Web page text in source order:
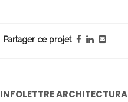
Partager ce projet
INFOLETTRE ARCHITECTURA